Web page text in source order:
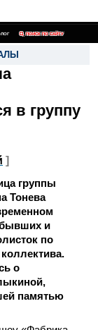
ПОИСК ПО САЙТУ
в группу
]
группы
Тонева
и
по
о
памятью